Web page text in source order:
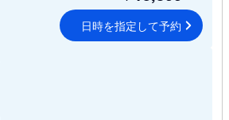
日時を指定して予約